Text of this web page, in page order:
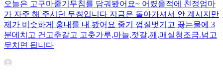
오늘은 고구마줄기무침를 담궈봤어요~ 어렸을적에 친정엄마
가 자주 해 주시던 무침입니다 지금은 돌아가셔서 안 계시지만
제가 비슷하게 훙내를 내 봤어요 줄기 껍질벗기고 끓는물에 3
분데치고 건고추갈고 고춧가루,마늘,젓갈,깨,매실청조금.넘고
무치면 됩니다